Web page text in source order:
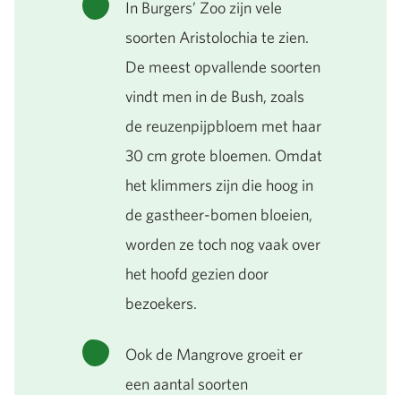
In Burgers’ Zoo zijn vele
soorten Aristolochia te zien.
De meest opvallende soorten
vindt men in de Bush, zoals
de reuzenpijpbloem met haar
30 cm grote bloemen. Omdat
het klimmers zijn die hoog in
de gastheer-bomen bloeien,
worden ze toch nog vaak over
het hoofd gezien door
bezoekers.
Ook de Mangrove groeit er
een aantal soorten